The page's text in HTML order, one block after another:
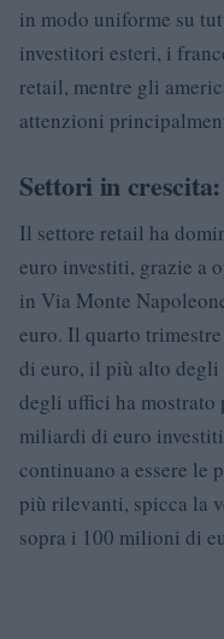
in modo uniforme su
investitori esteri, i
retail, mentre gli
attenzioni
Settori in
Il settore retail ha
euro investiti, grazie a
in Via Monte
euro. Il quarto
di euro, il più alto
degli uffici ha mostrato
miliardi di euro
continuano a essere le
più rilevanti, spicca la
sopra i 100 milioni di